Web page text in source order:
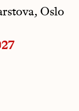
Oslo